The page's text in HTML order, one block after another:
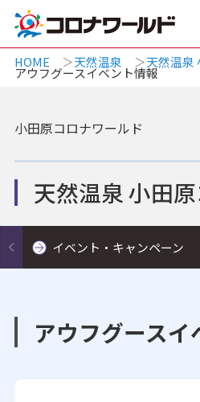
HOME 天然温泉 天然温泉
アウフグースイベント情報
天然温泉 小田
小田原コロナワールド
イベント・キャンペーン
アウフグースイ